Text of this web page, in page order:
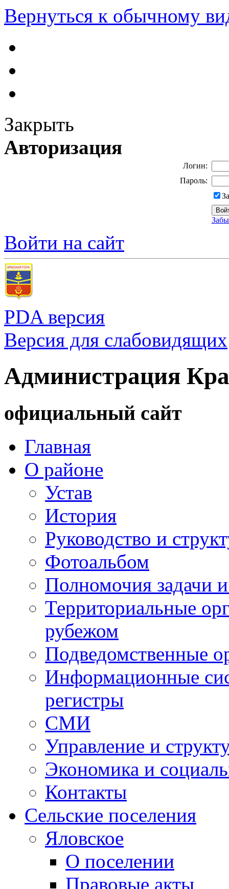
Вернуться к обычному
Закрыть
Авторизация
Логин:
Пароль:
Войти на сайт
PDA версия
Версия для слабовидящих
Администрация
официальный сайт
Главная
О районе
Устав
История
Руководство и
Фотоальбом
Полномочия задачи
Территориальные
рубежом
Подведомственные
Информационные
регистры
СМИ
Управление и
Экономика и
Контакты
Сельские поселения
Яловское
О поселении
Правовые акты